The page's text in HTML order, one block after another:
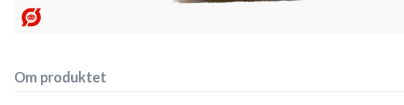
Om produktet